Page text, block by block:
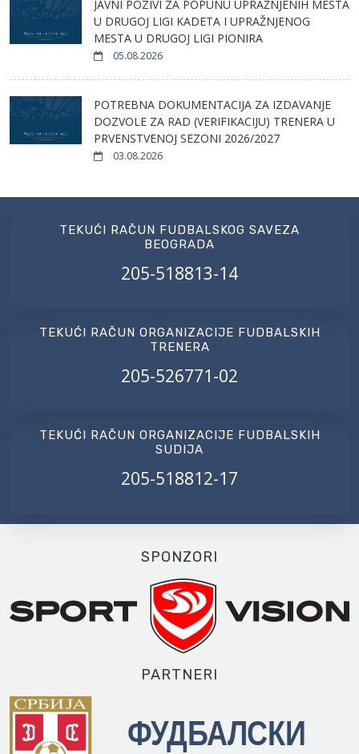
JAVNI POZIVI ZA POPUNU UPRAŽNJENIH MESTA
U DRUGOJ LIGI KADETA I UPRAŽNJENOG
MESTA U DRUGOJ LIGI PIONIRA
05.08.2026
POTREBNA DOKUMENTACIJA ZA IZDAVANJE
DOZVOLE ZA RAD (VERIFIKACIJU) TRENERA U
PRVENSTVENOJ SEZONI 2026/2027
03.08.2026
TEKUĆI RAČUN FUDBALSKOG SAVEZA
BEOGRADA
205-518813-14
TEKUĆI RAČUN ORGANIZACIJE FUDBALSKIH
TRENERA
205-526771-02
TEKUĆI RAČUN ORGANIZACIJE FUDBALSKIH
SUDIJA
205-518812-17
SPONZORI
PARTNERI